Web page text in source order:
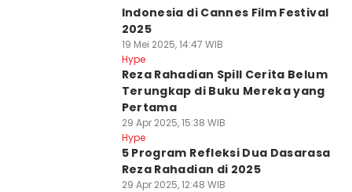
Indonesia di Cannes Film Festival
2025
19 Mei 2025, 14:47 WIB
Hype
Reza Rahadian Spill Cerita Belum
Terungkap di Buku Mereka yang
Pertama
29 Apr 2025, 15:38 WIB
Hype
5 Program Refleksi Dua Dasarasa
Reza Rahadian di 2025
29 Apr 2025, 12:48 WIB